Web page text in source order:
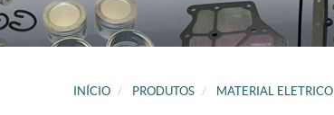
INÍCIO PRODUTOS MATERIAL ELETRICO